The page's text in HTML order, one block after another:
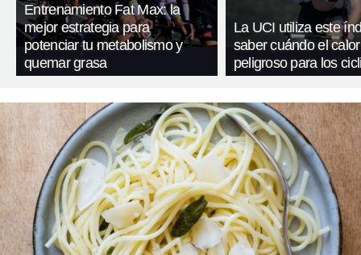
Entrenamiento Fat Max: la
mejor estrategia para
potenciar tu metabolismo y
quemar grasa
La UCI utiliza este
saber cuándo el
peligroso para los